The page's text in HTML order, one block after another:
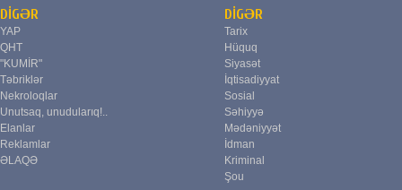
DİGƏR
YAP
QHT
"KUMİR"
Təbriklər
Nekroloqlar
Unutsaq, unudularıq!..
Elanlar
Reklamlar
ƏLAQƏ
DİGƏR
Tarix
Hüquq
Siyasət
İqtisadiyyat
Sosial
Səhiyyə
Mədəniyyət
İdman
Kriminal
Şou